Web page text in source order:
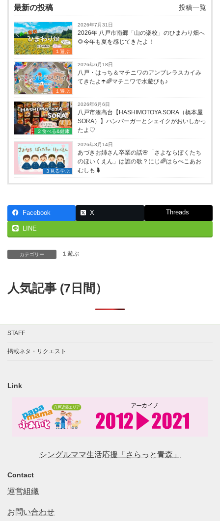
最新の投稿 投稿一覧
１遊ぶ
2026年7月31日
2026年 八戸市南郷「山の楽校」のひまわり畑へ
🌻今年も夏を感じてきたよ！
１遊ぶ
2026年6月18日
八戸・はっち＆マチニワのアンブレラスカイみ
てきたよ☂️🌈マチニワで水遊びも♪
２食べる&健康
2026年6月6日
八戸市湊高台【HASHIMOTOYA SORA（橋本屋
SORA）】ハンバーガーとシェイクがおいしかっ
たよ♡
３見る学ぶ
2026年3月14日
あづきお姉さん卒業の話🌸「さよならぼくたち
のほいくえん」は誰の歌？にじ🌈はらぺこあお
むしも🐛
Facebook X Threads
LINE
カテゴリー １遊ぶ
人気記事 (7日間）
STAFF
掲載ネタ・リクエスト
Link
シングルママ生活応援「さらっと青森」
Contact
運営組織
お問い合わせ